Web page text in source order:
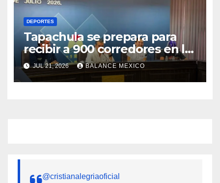
DEPORTES
Tapachula se prepara para
recibir a 900 corredores en la
Carrera 7K San Agustín con
temática de lucha libre
JUL 21, 2026 BALANCE MEXICO
@cristianalegriaoficial